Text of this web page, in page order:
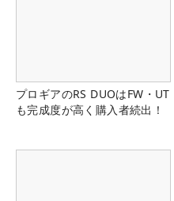
プロギアのRS DUOはFW・UT
も完成度が高く購入者続出！